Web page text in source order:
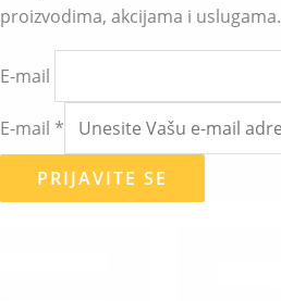
proizvodima, akcijama i uslugama.
E-mail
E-mail *
PRIJAVITE SE